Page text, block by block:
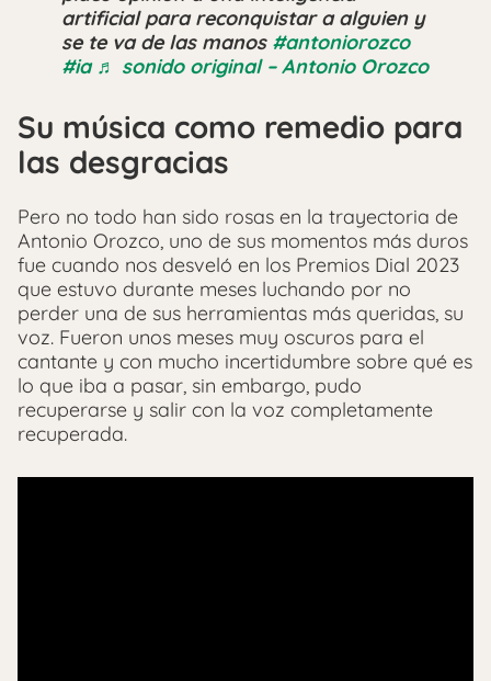
artificial para reconquistar a alguien y
se te va de las manos #antoniorozco
#ia ♬ sonido original – Antonio Orozco
Su música como remedio para
las desgracias
Pero no todo han sido rosas en la trayectoria de
Antonio Orozco, uno de sus momentos más duros
fue cuando nos desveló en los Premios Dial 2023
que estuvo durante meses luchando por no
perder una de sus herramientas más queridas, su
voz. Fueron unos meses muy oscuros para el
cantante y con mucho incertidumbre sobre qué es
lo que iba a pasar, sin embargo, pudo
recuperarse y salir con la voz completamente
recuperada.